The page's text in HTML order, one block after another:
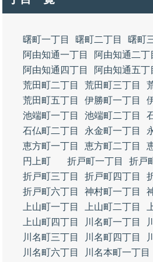
曙町一丁目 曙町二丁目
曙町
阿由知通一丁目
阿由知通二丁
阿由知通四丁目
阿由知通五丁
荒田町二丁目
荒田町三丁目
荒田町五丁目
伊勝町一丁目
池端町一丁目
池端町二丁目
石仏町二丁目
永金町一丁目
恵方町一丁目
恵方町二丁目
円上町
折戸町一丁目
折戸
折戸町三丁目
折戸町四丁目
折戸町六丁目
神村町一丁目
上山町一丁目
上山町二丁目
上山町四丁目
川名町一丁目
川名町三丁目
川名町四丁目
川名町六丁目
川名本町一丁目